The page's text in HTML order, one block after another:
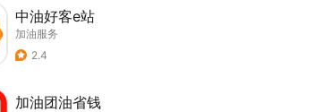
中油好客e站
加油服务
2.4
加油团油省钱